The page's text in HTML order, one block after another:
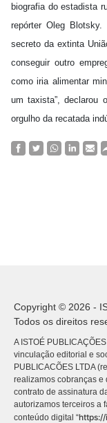
biografia do estadista
repórter Oleg
secreto da extinta
conseguir outro
como iria alimentar
um taxista”, declarou
orgulho da recatada
Copyright © 2026 -
Todos os direitos
A ISTOÉ
vinculação editorial e
PUBLICACÕES LTDA
realizamos cobranças e
contrato de assinatura
autorizamos terceiros a
conteúdo digital “